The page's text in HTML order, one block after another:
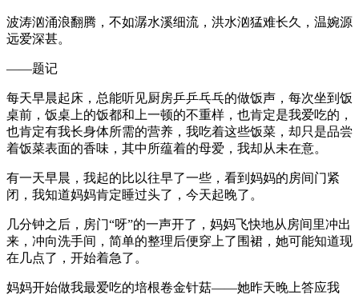
波涛汹涌浪翻腾，不如潺水溪细流，洪水汹猛难长久，温婉源
远爱深甚。
——题记
每天早晨起床，总能听见厨房乒乒乓乓的做饭声，每次坐到饭
桌前，饭桌上的饭都和上一顿的不重样，也肯定是我爱吃的，
也肯定有我长身体所需的营养，我吃着这些饭菜，却只是品尝
着饭菜表面的香味，其中所蕴着的母爱，我却从未在意。
有一天早晨，我起的比以往早了一些，看到妈妈的房间门紧
闭，我知道妈妈肯定睡过头了，今天起晚了。
几分钟之后，房门“呀”的一声开了，妈妈飞快地从房间里冲出
来，冲向洗手间，简单的整理后便穿上了围裙，她可能知道现
在几点了，开始着急了。
妈妈开始做我最爱吃的培根卷金针菇——她昨天晚上答应我